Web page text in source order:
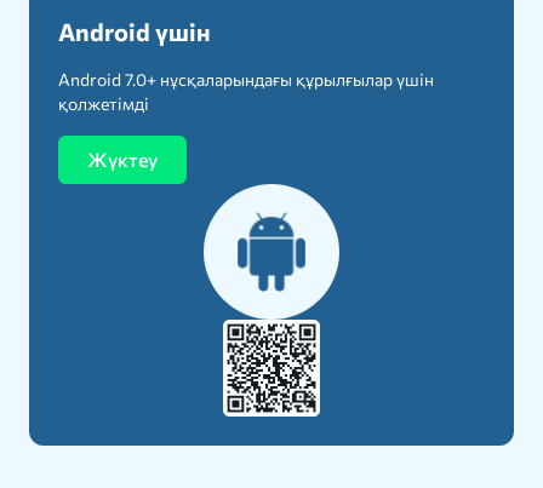
Android үшін
Android 7.0+ нұсқаларындағы құрылғылар үшін
қолжетімді
Жүктеу